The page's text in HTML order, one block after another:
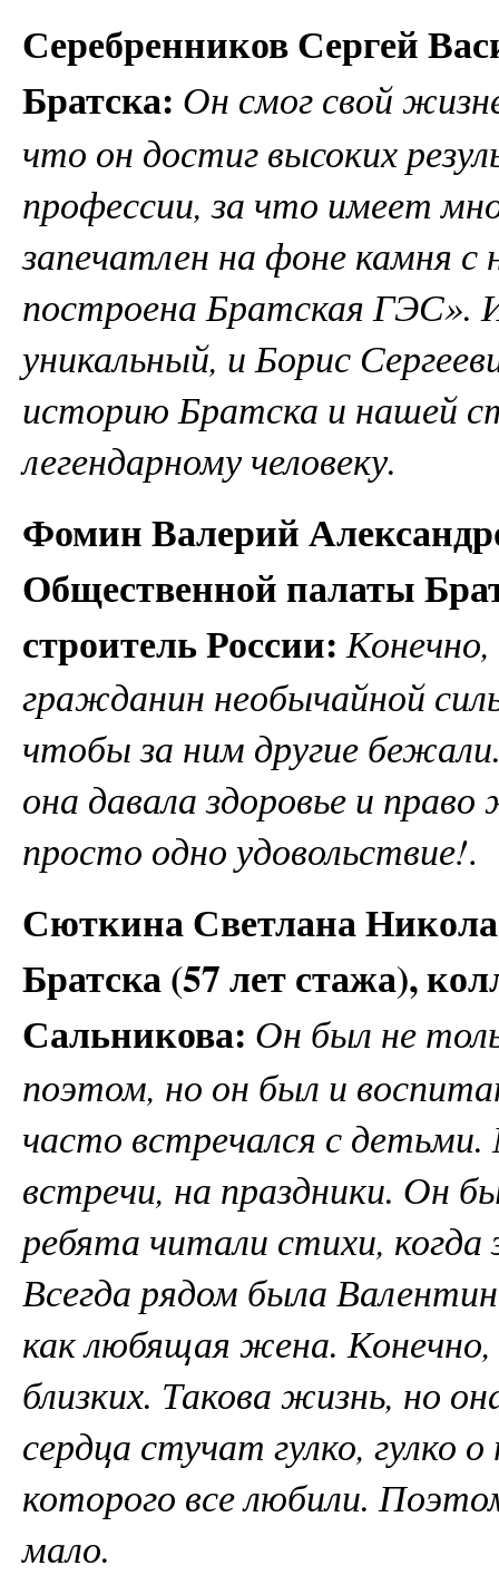
Серебренников Сергей
Братска: Он смог свой
что он достиг высоких
профессии, за что имеет
запечатлен на фоне камня с
построена Братская ГЭС».
уникальный, и Борис
историю Братска и нашей
легендарному человеку.
Фомин Валерий
Общественной палаты
строитель России:
гражданин необычайной
чтобы за ним другие
она давала здоровье и
просто одно удовольствие!.
Сюткина Светлана
Братска (57 лет стажа),
Сальникова: Он был не
поэтом, но он был и
часто встречался с
встречи, на праздники. Он
ребята читали стихи,
Всегда рядом была
как любящая жена.
близких. Такова жизнь, но
сердца стучат гулко, гулко
которого все любили.
мало.